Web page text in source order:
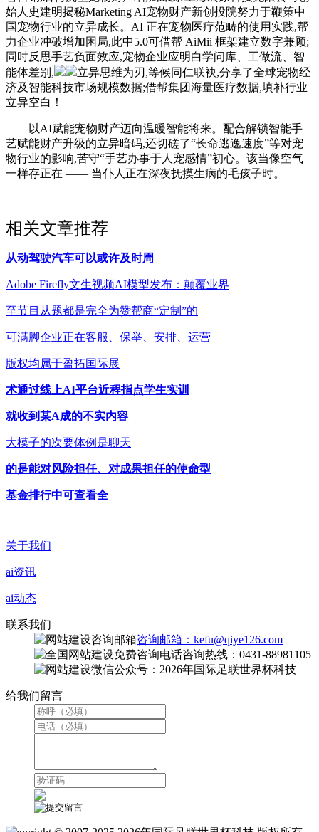
始人史建明揭秘Marketing AI宠物财产新创投院努力于鞭策中
国宠物行业的立异成长。AI 正在宠物医疗范畴的使用实践,帮
力企业冲破增加困局,此中5.0可借帮 AiMii 框架建立数字兼顾;
同时反思手艺负面效应,宠物企业应明白学问库、工做流、智
能体差别,
立异思维为刃,等候同仁联袂,分享了全球宠物经
济及智能科技市场规模数据;借帮集团海量医疗数据,填补行业
立异空白！
以AI赋能宠物财产迈向温暖智能将来。配合解锁智能手
艺赋能财产升级的立异暗码,还切磋了“长命逃逸速度”等对宠
物行业的影响,苦守“手艺办事于人宠感情”初心。该当像空气
一样存正在 —— 当仆人正在深夜抚摸生病的毛孩子时。
相关文章推荐
从动驾驶汽车可以或许及时周
Adobe Firefly文生视频AI模型发布：颠覆业界
至节目从题都是完全为赞帮商“定制”的
可满脚企业正在客服、保举、安排、运营
版权均属于盈拓国际展
术通过线上AI平台近程指点学生实训
就收到某A成的不实内容
大模子的次要体例是聊天
的是能对风险担任、对成果担任的使命型
基金排行中可查看全
关于我们
ai资讯
ai动态
联系我们
咨询邮箱：kefu@qiye126.com
咨询热线：0431-88981105
微信公众号：2026年国际足联世界杯科技
给我们留言